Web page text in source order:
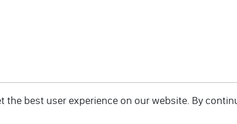
the best user experience on our website. By